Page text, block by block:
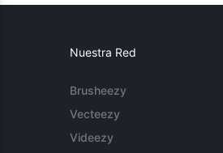
Nuestra Red
Brusheezy
Vecteezy
Videezy